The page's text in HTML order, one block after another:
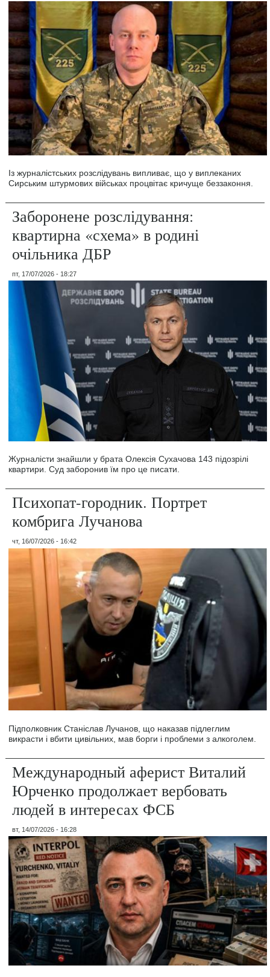
Із журналістських розслідувань випливає, що у виплеканих
Сирським штурмових військах процвітає кричуще беззаконня.
Заборонене розслідування:
квартирна «схема» в родині
очільника ДБР
пт, 17/07/2026 - 18:27
Журналісти знайшли у брата Олексія Сухачова 143 підозрілі
квартири. Суд заборонив їм про це писати.
Психопат-городник. Портрет
комбрига Лучанова
чт, 16/07/2026 - 16:42
Підполковник Станіслав Лучанов, що наказав підлеглим
викрасти і вбити цивільних, мав борги і проблеми з алкоголем.
Международный аферист Виталий
Юрченко продолжает вербовать
людей в интересах ФСБ
вт, 14/07/2026 - 16:28